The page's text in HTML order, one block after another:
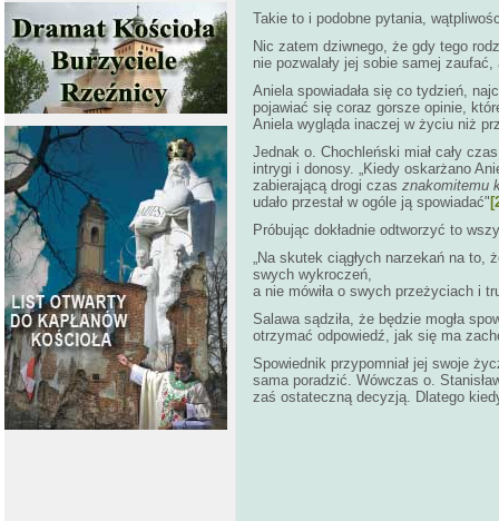
Takie to i podobne pytania,
Nic zatem dziwnego, że gdy tego
nie pozwalały jej sobie samej zaufać,
Aniela spowiadała się co tydzień,
pojawiać się coraz gorsze opinie,
Aniela wygląda inaczej w życiu niż
Jednak o. Chochleński miał cały
intrygi i donosy. „Kiedy oskarżano
zabierającą drogi czas znakomitemu
udało przestał w ogóle ją spowiadać"
Próbując dokładnie odtworzyć to
„Na skutek ciągłych narzekań na to,
swych wykroczeń,
a nie mówiła o swych przeżyciach i
Salawa sądziła, że będzie mogła
otrzymać odpowiedź, jak się ma
Spowiednik przypomniał jej swoje
sama poradzić. Wówczas o.
zaś ostateczną decyzją. Dlatego